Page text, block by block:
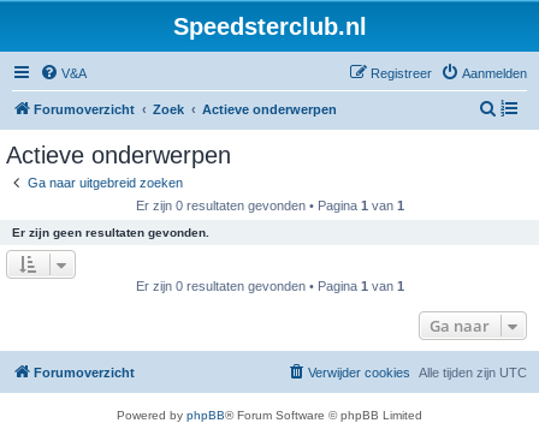
Speedsterclub.nl
V&A Aanmelden
Registreer
Forumoverzicht Zoek Actieve onderwerpen
Z
Actieve onderwerpen
Ga naar uitgebreid zoeken
Er zijn 0 resultaten gevonden • Pagina 1 van 1
Er zijn geen resultaten gevonden.
Er zijn 0 resultaten gevonden • Pagina 1 van 1
Ga naar
Forumoverzicht Alle tijden zijn UTC
Verwijder cookies
Powered by phpBB® Forum Software © phpBB Limited